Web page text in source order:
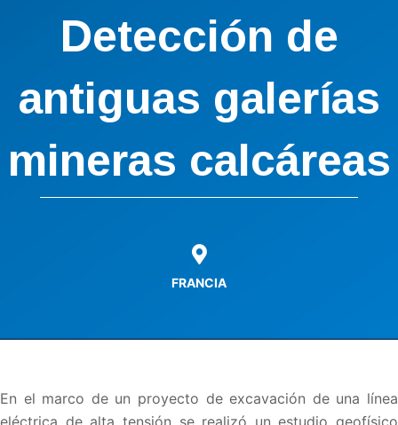
Detección de
antiguas galerías
mineras calcáreas
FRANCIA
En el marco de un proyecto de excavación de una línea
eléctrica de alta tensión se realizó un estudio geofísico